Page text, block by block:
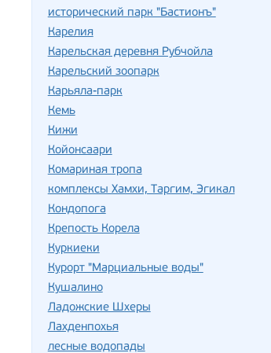
исторический парк "Бастионъ"
Карелия
Карельская деревня Рубчойла
Карельский зоопарк
Карьяла-парк
Кемь
Кижи
Койонсаари
Комариная тропа
комплексы Хамхи, Таргим, Эгикал
Кондопога
Крепость Корела
Куркиеки
Курорт "Марциальные воды"
Кушалино
Ладожские Шхеры
Лахденпохья
лесные водопады